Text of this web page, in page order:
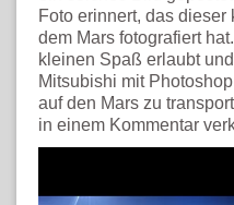
Foto erinnert, das
dem Mars fotografiert
kleinen Spaß erlaubt
Mitsubishi mit
auf den Mars zu
in einem Kommentar